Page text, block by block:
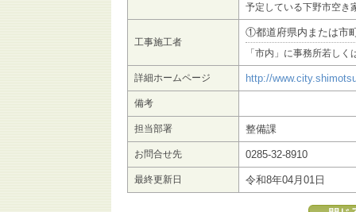
予定している下野市空き
工事施工者
①都道府県内または市
「市内」に事務所若し
詳細ホームページ http://
備考
担当部署 整備課
お問合せ先 0285-32-8910
最終更新日 令和8年04月01日